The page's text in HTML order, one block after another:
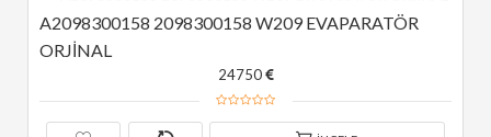
A2098300158 2098300158 W209 EVAPARATÖR
ORJİNAL
24750